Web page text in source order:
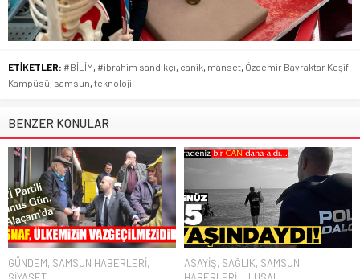
ETİKETLER: #BİLİM #ibrahim sandıkçı canik manset Özdemir Bayraktar Keşif
Kampüsü samsun teknoloji
BENZER KONULAR
GÜNDEM, SAMSUN HABERLERİ,
ASAYİŞ, SAĞLIK, SAMSUN